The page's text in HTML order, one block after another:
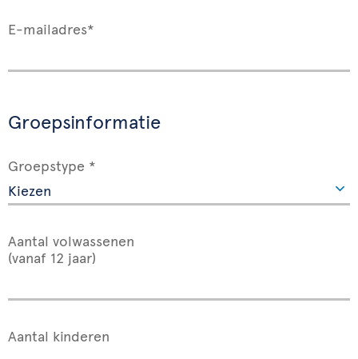
E-mailadres*
Groepsinformatie
Groepstype *
Aantal volwassenen
(vanaf 12 jaar)
Aantal kinderen